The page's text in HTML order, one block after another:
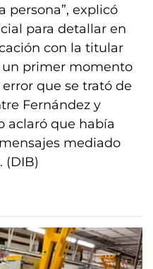
persona”, explicó
para detallar en
con la titular
un primer momento
que se trató de
Fernández y
aclaró que había
mediado
(DIB)